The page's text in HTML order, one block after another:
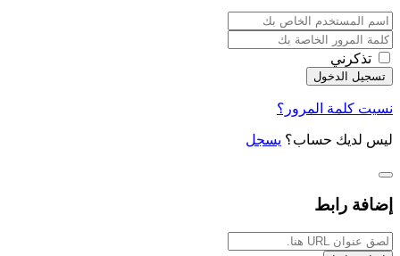
تذكرني
نسيت كلمة المرور؟
ليس لديك حساب؟ يسجل
إضافة رابط